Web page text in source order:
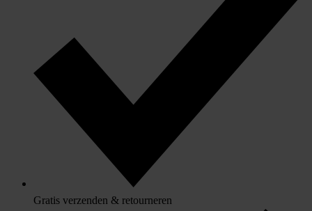
Gratis verzenden & retourneren